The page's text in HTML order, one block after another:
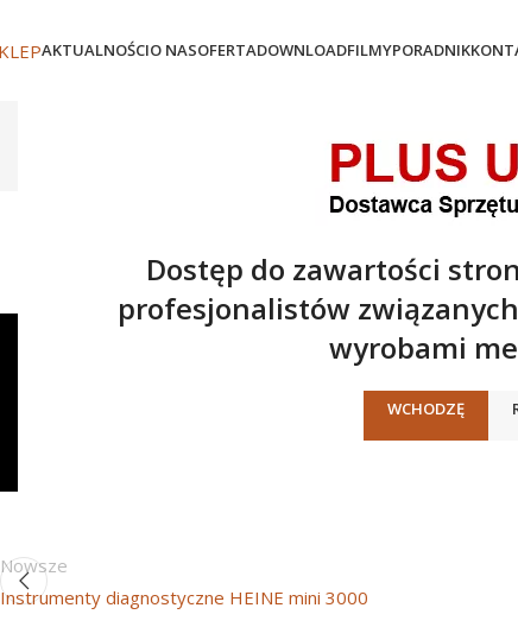
Dostęp do zawartości
profesjonalistów
wyrobami
WCHODZĘ
AKTUALNOŚCIO NASOFERTADOWNLOADFILMYPORADNIK
Ciśnieniomierze
Nowsze
Instrumenty diagnostyczne HEINE mini 3000